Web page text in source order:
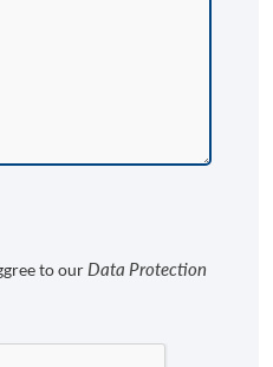
to our Data Protection